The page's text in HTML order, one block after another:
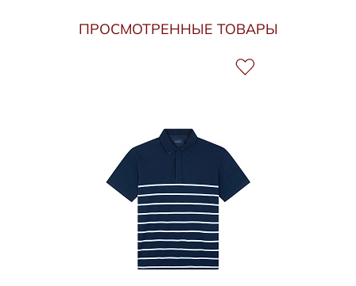
ПРОСМОТРЕННЫЕ ТОВАРЫ